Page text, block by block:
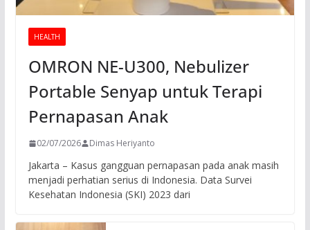
HEALTH
OMRON NE-U300, Nebulizer
Portable Senyap untuk Terapi
Pernapasan Anak
02/07/2026 Dimas Heriyanto
Jakarta – Kasus gangguan pernapasan pada anak masih
menjadi perhatian serius di Indonesia. Data Survei
Kesehatan Indonesia (SKI) 2023 dari